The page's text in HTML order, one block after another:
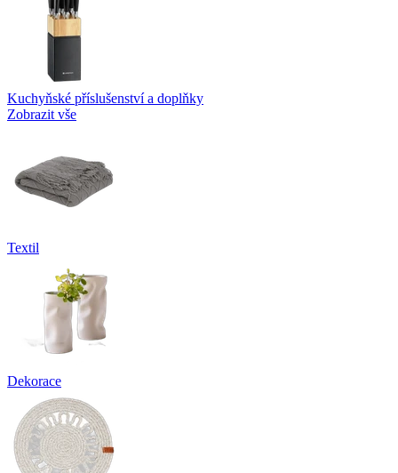
Kuchyňské příslušenství a doplňky
Zobrazit vše
Textil
Dekorace